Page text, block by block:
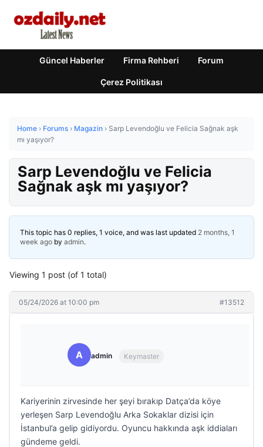
Güncel Haberler Firma Rehberi Forum
Çerez Politikası
Home › Forums › Magazin › Sarp Levendoğlu ve Felicia Sağnak aşk
mı yaşıyor?
Sarp Levendoğlu ve Felicia
Sağnak aşk mı yaşıyor?
This topic has 0 replies, 1 voice, and was last updated 2 months, 1
week ago by admin.
Viewing 1 post (of 1 total)
05/24/2026 at 10:00 pm #13512
A admin Keymaster
Kariyerinin zirvesinde her şeyi bırakıp Datça’da köye
yerleşen Sarp Levendoğlu Arka Sokaklar dizisi için
İstanbul’a gelip gidiyordu. Oyuncu hakkında aşk iddiaları
gündeme geldi.